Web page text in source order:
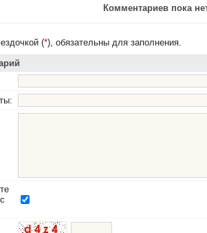
Комментариев пока
(*), обязательны для заполнения.